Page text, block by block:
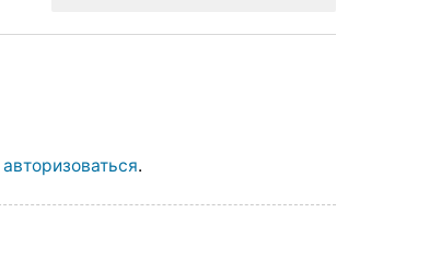
авторизоваться.